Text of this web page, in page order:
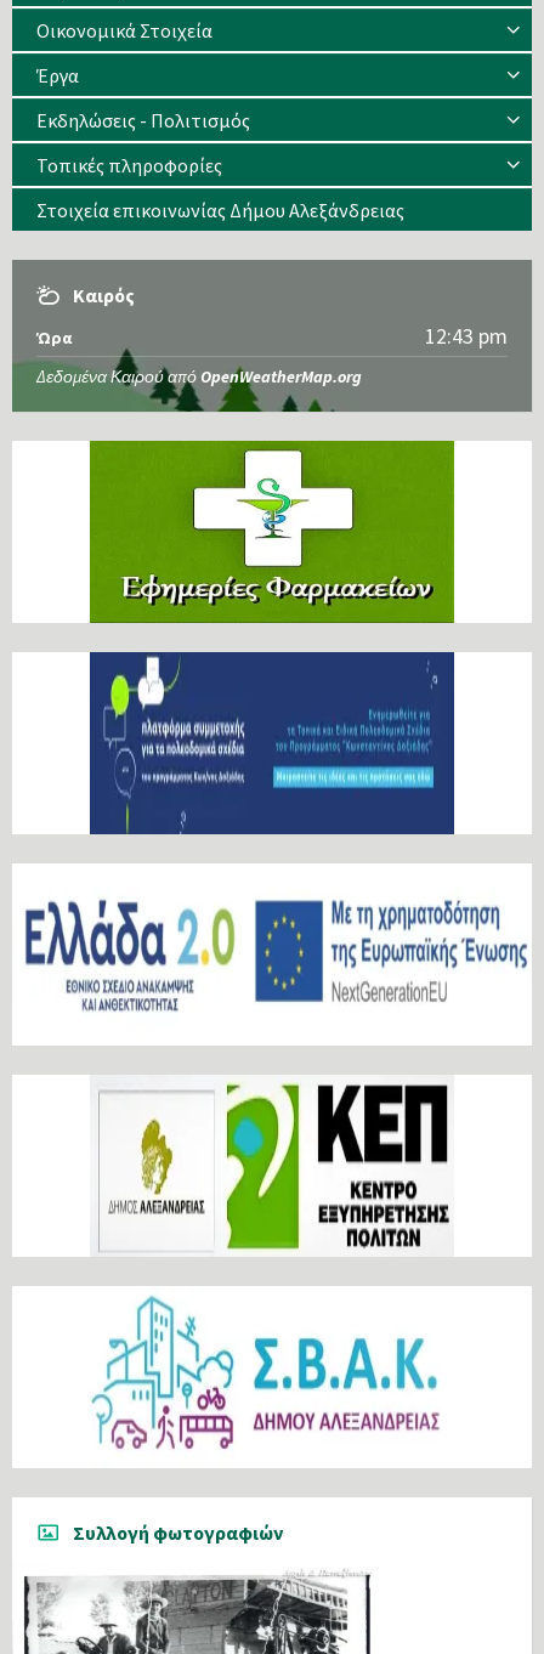
Οικονομικά Στοιχεία
Έργα
Εκδηλώσεις - Πολιτισμός
Τοπικές πληροφορίες
Στοιχεία επικοινωνίας Δήμου Αλεξάνδρειας
Καιρός
Ώρα 12:43 pm
Δεδομένα Καιρού από OpenWeatherMap.org
Συλλογή φωτογραφιών